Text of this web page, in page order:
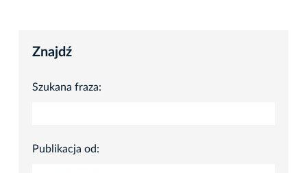
Znajdź
Szukana fraza:
Publikacja od: